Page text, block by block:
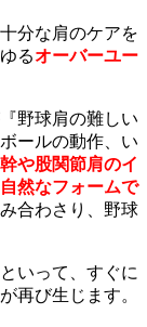
分な肩のケアを
るオーバーユー
野球肩の難しい
ールの動作、い
や股関節肩のイ
然なフォームで
合わさり、野球
いって、すぐに
再び生じます。